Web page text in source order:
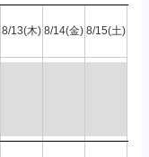
8/13(木) 8/14(金) 8/15(土)